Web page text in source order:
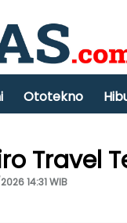
Ototekno
Travel
14:31 WIB